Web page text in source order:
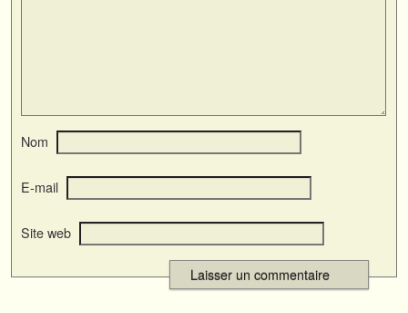
Nom
E-mail
Site web